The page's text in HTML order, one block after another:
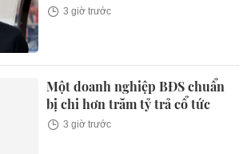
3 giờ trước
Một doanh nghiệp BĐS chuẩn
bị chi hơn trăm tỷ trả cổ tức
3 giờ trước